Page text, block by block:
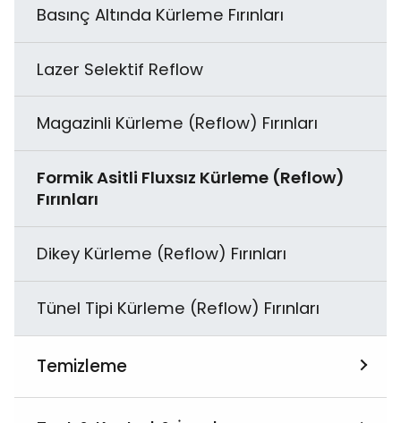
Basınç Altında Kürleme Fırınları
Lazer Selektif Reflow
Magazinli Kürleme (Reflow) Fırınları
Formik Asitli Fluxsız Kürleme (Reflow)
Fırınları
Dikey Kürleme (Reflow) Fırınları
Tünel Tipi Kürleme (Reflow) Fırınları
Temizleme